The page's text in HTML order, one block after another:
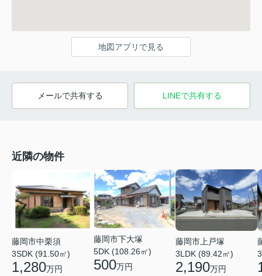
地図アプリで見る
メールで共有する LINEで共有する
近隣の物件
藤岡市中栗須
3SDK (91.50㎡)
1,280万円
藤岡市下大塚
5DK (108.26㎡)
500万円
藤岡市上戸塚
3LDK (89.42㎡)
2,190万円